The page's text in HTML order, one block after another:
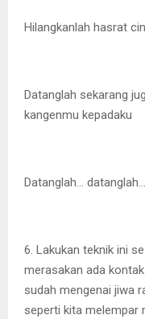
Hilangkanlah hasrat
Datanglah sekarang
kangenmu kepadaku
Datanglah…
6. Lakukan teknik ini
merasakan ada
sudah mengenai jiwa
seperti kita melempar